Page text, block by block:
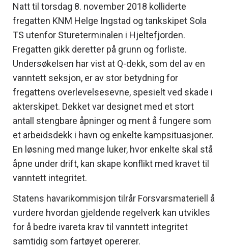
Natt til torsdag 8. november 2018 kolliderte
fregatten KNM Helge Ingstad og tankskipet Sola
TS utenfor Stureterminalen i Hjeltefjorden.
Fregatten gikk deretter på grunn og forliste.
Undersøkelsen har vist at Q-dekk, som del av en
vanntett seksjon, er av stor betydning for
fregattens overlevelsesevne, spesielt ved skade i
akterskipet. Dekket var designet med et stort
antall stengbare åpninger og ment å fungere som
et arbeidsdekk i havn og enkelte kampsituasjoner.
En løsning med mange luker, hvor enkelte skal stå
åpne under drift, kan skape konflikt med kravet til
vanntett integritet.
Statens havarikommisjon tilrår Forsvarsmateriell å
vurdere hvordan gjeldende regelverk kan utvikles
for å bedre ivareta krav til vanntett integritet
samtidig som fartøyet opererer.